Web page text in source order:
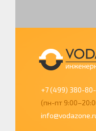
+7 (499) 380-
(пн-пт